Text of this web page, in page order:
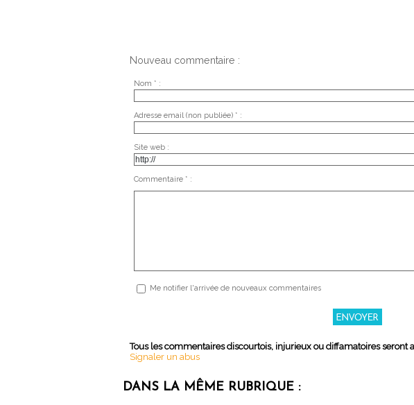
Nouveau commentaire :
Nom * :
Adresse email (non publiée) * :
Site web :
Commentaire * :
Me notifier l'arrivée de nouveaux commentaires
Tous les commentaires discourtois, injurieux ou diffamatoires seront
Signaler un abus
DANS LA MÊME RUBRIQUE :